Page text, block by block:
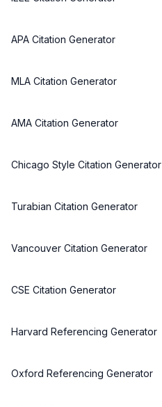
APA Citation Generator
MLA Citation Generator
AMA Citation Generator
Chicago Style Citation Generator
Turabian Citation Generator
Vancouver Citation Generator
CSE Citation Generator
Harvard Referencing Generator
Oxford Referencing Generator